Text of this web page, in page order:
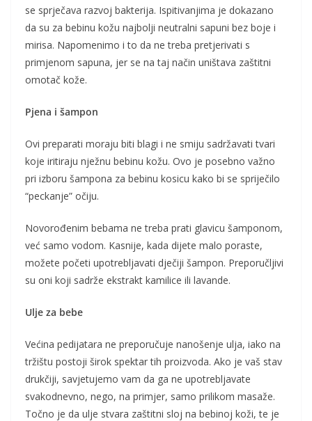
se sprječava razvoj bakterija. Ispitivanjima je dokazano
da su za bebinu kožu najbolji neutralni sapuni bez boje i
mirisa. Napomenimo i to da ne treba pretjerivati s
primjenom sapuna, jer se na taj način uništava zaštitni
omotač kože.
Pjena i šampon
Ovi preparati moraju biti blagi i ne smiju sadržavati tvari
koje iritiraju nježnu bebinu kožu. Ovo je posebno važno
pri izboru šampona za bebinu kosicu kako bi se spriječilo
“peckanje” očiju.
Novorođenim bebama ne treba prati glavicu šamponom,
već samo vodom. Kasnije, kada dijete malo poraste,
možete početi upotrebljavati dječiji šampon. Preporučljivi
su oni koji sadrže ekstrakt kamilice ili lavande.
Ulje za bebe
Većina pedijatara ne preporučuje nanošenje ulja, iako na
tržištu postoji širok spektar tih proizvoda. Ako je vaš stav
drukčiji, savjetujemo vam da ga ne upotrebljavate
svakodnevno, nego, na primjer, samo prilikom masaže.
Točno je da ulje stvara zaštitni sloj na bebinoj koži, te je